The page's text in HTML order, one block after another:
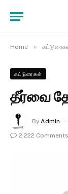
Home »
கட்டுரைகள்
தீர்வை
By Admin
2,222 Comments